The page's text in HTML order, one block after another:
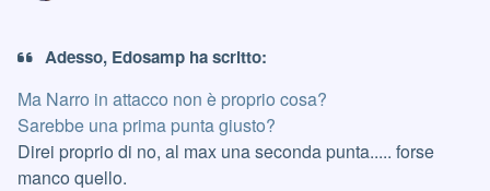
Adesso, Edosamp ha scritto:
Ma Narro in attacco non è proprio cosa?
Sarebbe una prima punta giusto?
Direi proprio di no, al max una seconda punta..... forse
manco quello.